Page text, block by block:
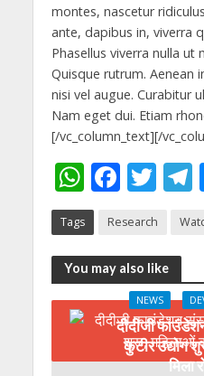
montes, nascetur
ante, dapibus in, viverra
Phasellus viverra nulla ut
Quisque rutrum. Aenean
nisi vel augue. Curabitur
Nam eget dui. Etiam
[/vc_column_text][/
W
h
at
s
A
p
F
e
b
o
o
k
T
itt
er
Tags Research
You may also like
NEWS
दीदीजी
कुटीर उद्योग
मिला